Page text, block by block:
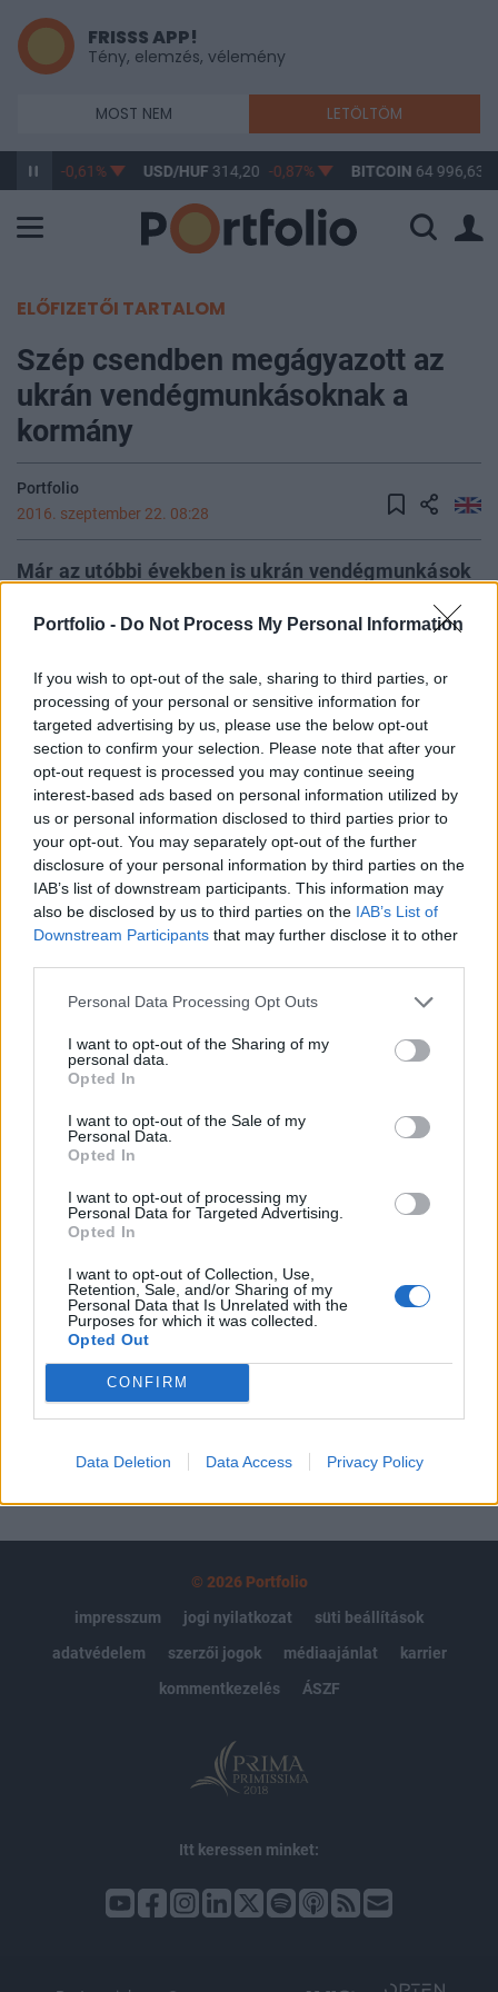
Portfolio - Do Not Process My Personal Information
If you wish to opt-out of the sale, sharing to third parties, or
processing of your personal or sensitive information for
targeted advertising by us, please use the below opt-out
section to confirm your selection. Please note that after your
opt-out request is processed you may continue seeing
interest-based ads based on personal information utilized by
us or personal information disclosed to third parties prior to
your opt-out. You may separately opt-out of the further
disclosure of your personal information by third parties on the
IAB’s list of downstream participants. This information may
also be disclosed by us to third parties on the IAB’s List of
Downstream Participants that may further disclose it to other
Personal Data Processing Opt Outs
I want to opt-out of the Sharing of my
personal data.
Opted In
I want to opt-out of the Sale of my
Personal Data.
Opted In
I want to opt-out of processing my
Personal Data for Targeted Advertising.
Opted In
I want to opt-out of Collection, Use,
Retention, Sale, and/or Sharing of my
Personal Data that Is Unrelated with the
Purposes for which it was collected.
Opted Out
CONFIRM
Data Deletion Data Access Privacy Policy
FRISSS APP!
Tény, elemzés, vélemény
MOST NEM LETÖLTÖM
363,17 -0,61% USD/HUF 314,20 -0,87% BITCOIN 64 996,63
ELŐFIZETŐI TARTALOM
Szép csendben megágyazott az
ukrán vendégmunkásoknak a
kormány
Portfolio
2016. szeptember 22. 08:28
Már az utóbbi években is ukrán vendégmunkások
elmúlt időszakban a kormány csendben több
közeljövőben ukrán gazdasági bevándorlók
tízezrei jöjjenek dolgozni az országba - derül ki a
Heti Válasz cikkéből, amit az Index szemlézett.
Varga Mihály nemzetgazdasági miniszter a hetilap múlt
heti számában mondta ki nyíltan, hogy a
hiányszakmákban átmenetileg lehetővé kell tenni, hogy a
cégek az Európai Unióból vagy szomszédos, harmadik
országból oldják meg a foglalkoztatást.Kapcsolódó
cikkünk2016.09.14Varga megint beleállt: jöhetnek a
KEDVES OLVASÓNK!
A keresett cikk a portfolio.hu hírarchívumához
tartozik, melynek olvasása előfizetéses
regisztrációhoz kötött.
Az előfizetés a következőket tartalmazza:
Portfolio.hu teljes cikkarchívum
Kötéslisták: BÉT elmúlt 2 év napon belüli
kötéslistái
Előfizetés
MÁR ELŐFIZETŐNK VAGY?
© 2026 Portfolio
impresszum
jogi nyilatkozat
süti beállítások
adatvédelem
szerzői jogok médiaajánlat
karrier
kommentkezelés
ÁSZF
Itt keressen minket: